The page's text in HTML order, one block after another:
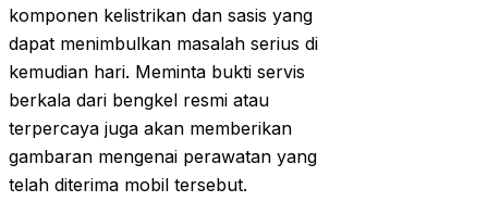
komponen kelistrikan dan sasis yang
dapat menimbulkan masalah serius di
kemudian hari. Meminta bukti servis
berkala dari bengkel resmi atau
terpercaya juga akan memberikan
gambaran mengenai perawatan yang
telah diterima mobil tersebut.